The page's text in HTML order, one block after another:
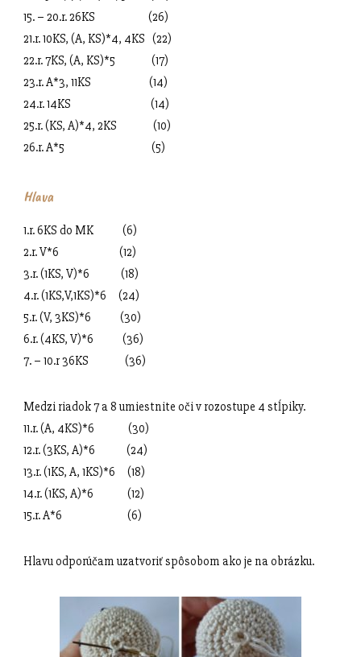
15. – 20.r. 26KS (26)
21.r. 10KS, (A, KS)*4, 4KS (22)
22.r. 7KS, (A, KS)*5 (17)
23.r. A*3, 11KS (14)
24.r. 14KS (14)
25.r. (KS, A)*4, 2KS (10)
26.r. A*5 (5)
Hlava
1.r. 6KS do MK (6)
2.r. V*6 (12)
3.r. (1KS, V)*6 (18)
4.r. (1KS,V,1KS)*6 (24)
5.r. (V, 3KS)*6 (30)
6.r. (4KS, V)*6 (36)
7. – 10.r 36KS (36)
Medzi riadok 7 a 8 umiestnite oči v rozostupe 4 stĺpiky.
11.r. (A, 4KS)*6 (30)
12.r. (3KS, A)*6 (24)
13.r. (1KS, A, 1KS)*6 (18)
14.r. (1KS, A)*6 (12)
15.r. A*6 (6)
Hlavu odporúčam uzatvoriť spôsobom ako je na obrázku.